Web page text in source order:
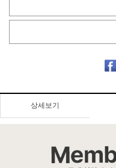
상세보기